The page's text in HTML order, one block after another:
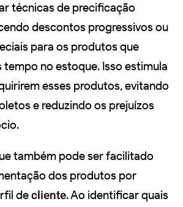
técnicas de precificação
descontos progressivos ou
para os produtos que
tempo no estoque. Isso estimula
esses produtos, evitando
e reduzindo os prejuízos
também pode ser facilitado
dos produtos por
decliente. Ao identificar quais